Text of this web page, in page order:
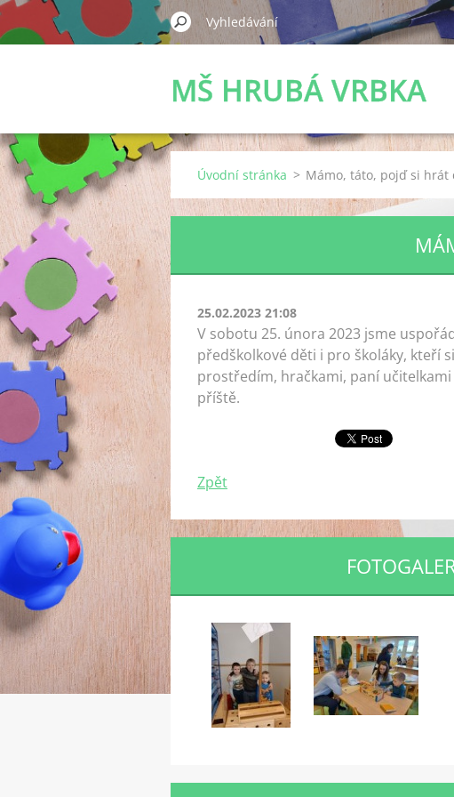
MŠ HRUBÁ VRBKA
Úvodní stránka > Mámo, táto, pojď si hrát
25.02.2023 21:08
V sobotu 25. února 2023 jsme
předškolkové děti i pro školáky, kteří
prostředím, hračkami, paní
příště.
Zpět